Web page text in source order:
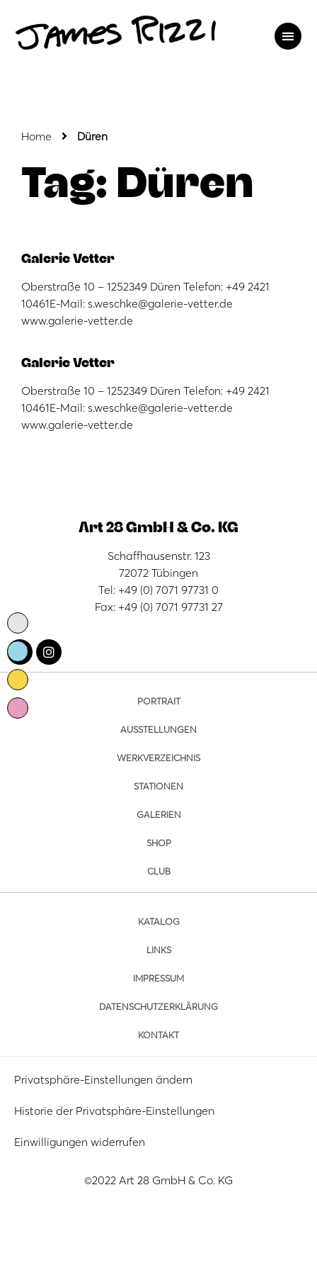
Home Düren
Tag: Düren
Galerie Vetter
Oberstraße 10 – 1252349 Düren Telefon: +49 2421
10461E-Mail: s.weschke@galerie-vetter.de
www.galerie-vetter.de
Galerie Vetter
Oberstraße 10 – 1252349 Düren Telefon: +49 2421
10461E-Mail: s.weschke@galerie-vetter.de
www.galerie-vetter.de
Art 28 GmbH & Co. KG
Schaffhausenstr. 123
72072 Tübingen
Tel: +49 (0) 7071 97731 0
Fax: +49 (0) 7071 97731 27
PORTRAIT
AUSSTELLUNGEN
WERKVERZEICHNIS
STATIONEN
GALERIEN
SHOP
CLUB
KATALOG
LINKS
IMPRESSUM
DATENSCHUTZERKLÄRUNG
KONTAKT
Privatsphäre-Einstellungen ändern
Historie der Privatsphäre-Einstellungen
Einwilligungen widerrufen
©2022 Art 28 GmbH & Co. KG